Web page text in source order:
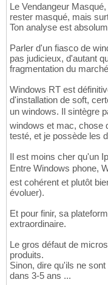
Le Vendangeur
rester masqué, mais
Ton analyse est
Parler d'un fiasco de
pas judicieux, d'autant
fragmentation du
Windows RT est
d'installation de soft,
un windows. Il sintègre
windows et mac, chose
testé, et je possède les
Il est moins cher qu'un
Entre Windows phone,
est cohérent et plutôt
évoluer).
Et pour finir, sa
extraordinaire.
Le gros défaut de
produits.
Sinon, dire qu'ils ne
dans 3-5 ans ...